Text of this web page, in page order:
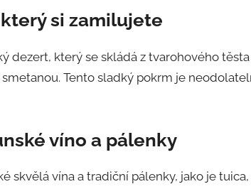
si zamilujete
dezert, který se skládá z tvarohového
Tento sladký pokrm je
víno a pálenky
skvělá vína a tradiční pálenky, jako je